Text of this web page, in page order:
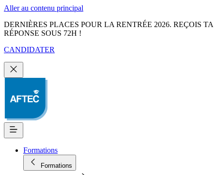
Aller au contenu principal
DERNIÈRES PLACES POUR LA RENTRÉE 2026. REÇOIS TA
RÉPONSE SOUS 72H !
CANDIDATER
Formations
Formations